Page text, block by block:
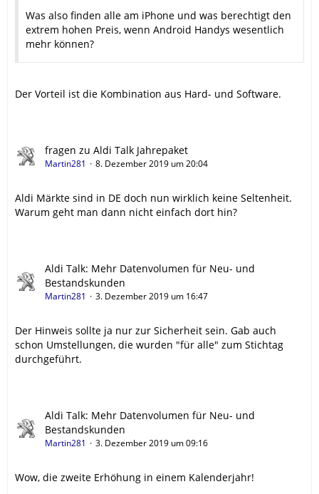
Was also finden alle am iPhone und was berechtigt den
extrem hohen Preis, wenn Android Handys wesentlich
mehr können?
Der Vorteil ist die Kombination aus Hard- und Software.
fragen zu Aldi Talk Jahrepaket
Martin281 8. Dezember 2019 um 20:04
Aldi Märkte sind in DE doch nun wirklich keine Seltenheit.
Warum geht man dann nicht einfach dort hin?
Aldi Talk: Mehr Datenvolumen für Neu- und
Bestandskunden
Martin281 3. Dezember 2019 um 16:47
Der Hinweis sollte ja nur zur Sicherheit sein. Gab auch
schon Umstellungen, die wurden "für alle" zum Stichtag
durchgeführt.
Aldi Talk: Mehr Datenvolumen für Neu- und
Bestandskunden
Martin281 3. Dezember 2019 um 09:16
Wow, die zweite Erhöhung in einem Kalenderjahr!